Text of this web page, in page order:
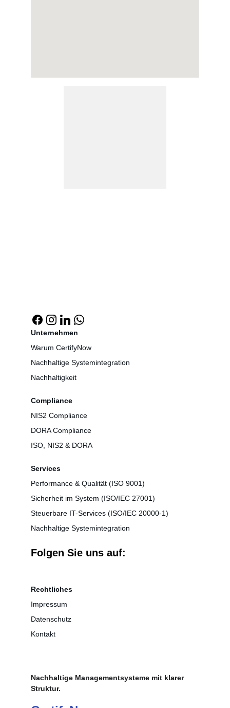
Unternehmen
Warum CertifyNow
Nachhaltige Systemintegration
Nachhaltigkeit
Services
Performance & Qualität (ISO 9001)
Sicherheit im System (ISO/IEC 27001)
Steuerbare IT-Services (ISO/IEC 20000-1)
Nachhaltige Systemintegration
Folgen Sie uns auf:
Rechtliches
Impressum
Datenschutz
Kontakt
Nachhaltige Managementsysteme mit klarer
Struktur.
Compliance
NIS2 Compliance
DORA Compliance
ISO, NIS2 & DORA